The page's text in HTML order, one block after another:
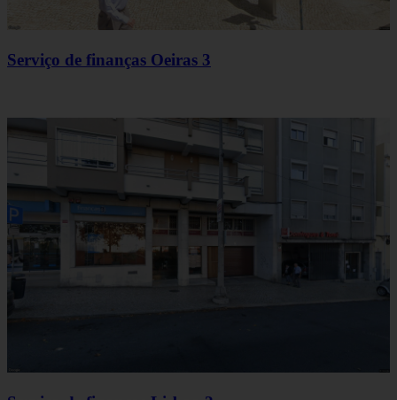
Serviço de finanças Oeiras 3